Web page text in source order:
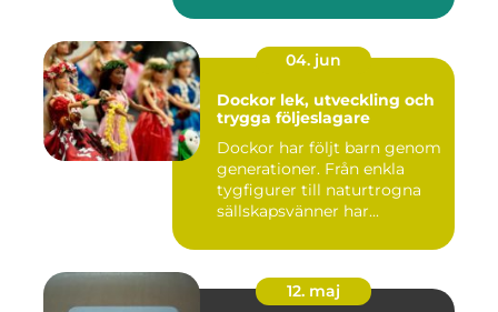
04. jun
Dockor lek, utveckling och
trygga följeslagare
Dockor har följt barn genom
generationer. Från enkla
tygfigurer till naturtrogna
sällskapsvänner har...
12. maj